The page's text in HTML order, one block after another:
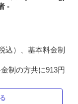
-
込）、基本料金制
制の方共に913円